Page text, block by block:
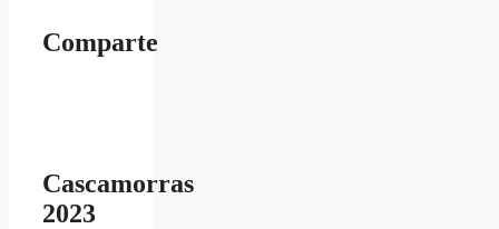
Comparte
Cascamorras
2023